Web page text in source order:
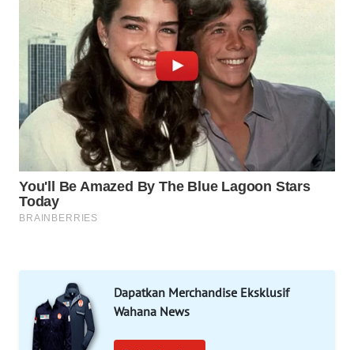
Dapatkan Merchandise Eksklusif
Wahana News
PERAPKI
NEWS
SONYA
ASA
NEWS